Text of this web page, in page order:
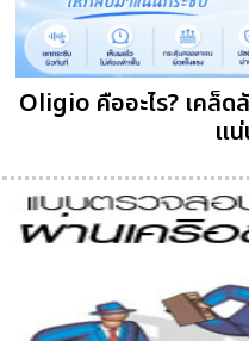
Oligio คืออะไร? เคล็
แ